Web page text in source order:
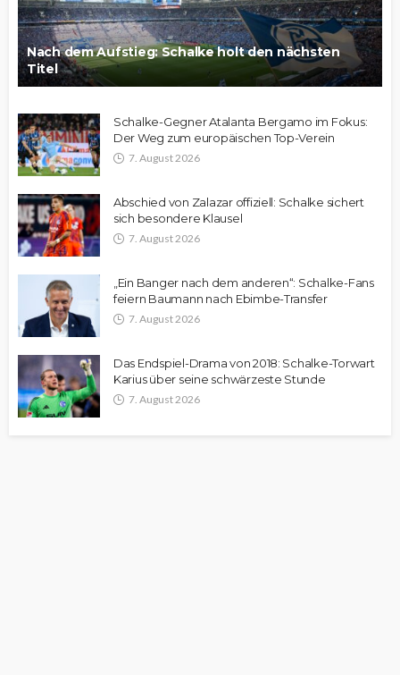
Nach dem Aufstieg: Schalke holt den nächsten
Titel
Schalke-Gegner Atalanta Bergamo im Fokus:
Der Weg zum europäischen Top-Verein
7. August 2026
Abschied von Zalazar offiziell: Schalke sichert
sich besondere Klausel
7. August 2026
„Ein Banger nach dem anderen“: Schalke-Fans
feiern Baumann nach Ebimbe-Transfer
7. August 2026
Das Endspiel-Drama von 2018: Schalke-Torwart
Karius über seine schwärzeste Stunde
7. August 2026